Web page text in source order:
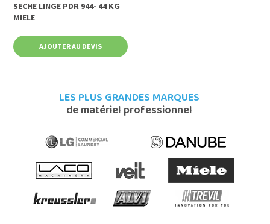
SECHE LINGE PDR 944- 44 KG
MIELE
AJOUTER AU DEVIS
LES PLUS GRANDES MARQUES
de matériel professionnel